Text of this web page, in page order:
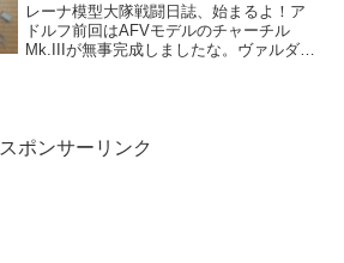
レーナ模型大隊戦闘日誌、始まるよ！ア
ドルフ前回はAFVモデルのチャーチル
Mk.IIIが無事完成しましたな。ヴァルダ今
スポンサーリンク